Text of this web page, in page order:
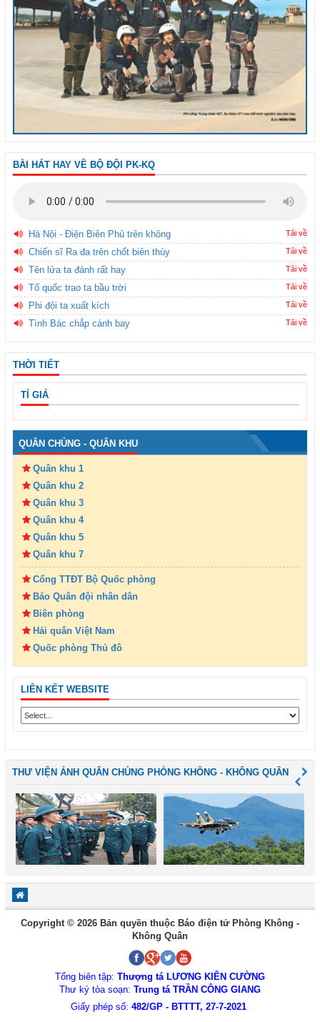
BÀI HÁT HAY VỀ BỘ ĐỘI PK-KQ
Hà Nội - Điện Biên Phủ trên không Tải về
Chiến sĩ Ra đa trên chốt biên thùy Tải về
Tên lửa ta đánh rất hay Tải về
Tổ quốc trao ta bầu trời Tải về
Phi đội ta xuất kích Tải về
Tình Bác chắp cánh bay Tải về
THỜI TIẾT
TỈ GIÁ
QUÂN CHỦNG - QUÂN KHU
Quân khu 1
Quân khu 2
Quân khu 3
Quân khu 4
Quân khu 5
Quân khu 7
Cổng TTĐT Bộ Quốc phòng
Báo Quân đội nhân dân
Biên phòng
Hải quân Việt Nam
Quốc phòng Thủ đô
LIÊN KẾT WEBSITE
THƯ VIỆN ẢNH QUÂN CHỦNG PHÒNG KHÔNG - KHÔNG QUÂN
Copyright © 2026 Bản quyền thuộc Báo điện tử Phòng Không -
Không Quân
Tổng biên tập: Thượng tá LƯƠNG KIÊN CƯỜNG
Thư ký tòa soạn: Trung tá TRẦN CÔNG GIANG
Giấy phép số: 482/GP - BTTTT, 27-7-2021